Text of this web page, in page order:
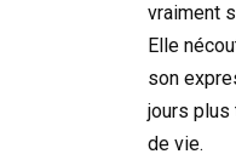
vraiment
Elle
son
jours plus
de vie.